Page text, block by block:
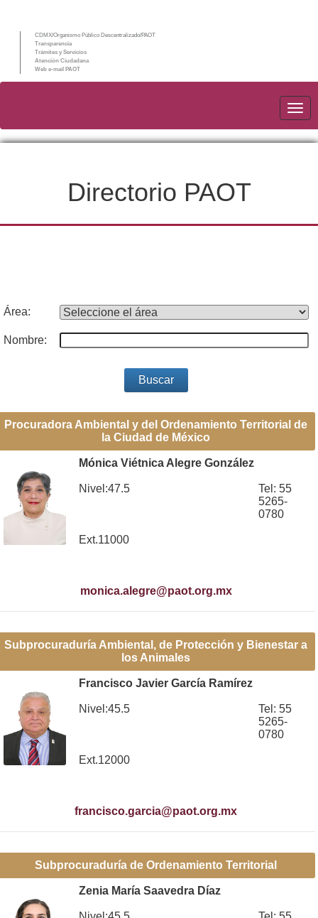
CDMX/Organismo Público Descentralizado/PAOT
Transparencia
Trámites y Servicios
Atención Ciudadana
Web e-mail PAOT
Directorio PAOT
Área:
Nombre:
Procuradora Ambiental y del Ordenamiento Territorial de
la Ciudad de México
Mónica Viétnica Alegre González
Nivel:47.5
Tel: 55
5265-
0780
Ext.11000
monica.alegre@paot.org.mx
Subprocuraduría Ambiental, de Protección y Bienestar a
los Animales
Francisco Javier García Ramírez
Nivel:45.5
Tel: 55
5265-
0780
Ext.12000
francisco.garcia@paot.org.mx
Subprocuraduría de Ordenamiento Territorial
Zenia María Saavedra Díaz